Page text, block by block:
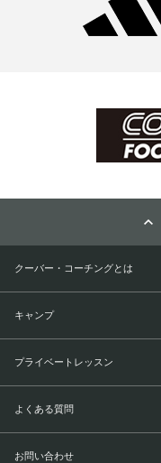
クーバー・コーチングとは
キャンプ
プライベートレッスン
よくある質問
お問い合わせ